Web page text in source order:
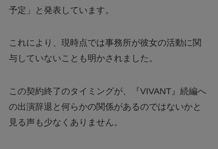
予定」と発表しています。
これにより、現時点では事務所が彼女の活動に関
与していないことも明かされました。
この契約終了のタイミングが、『VIVANT』続編へ
の出演辞退と何らかの関係があるのではないかと
見る声も少なくありません。